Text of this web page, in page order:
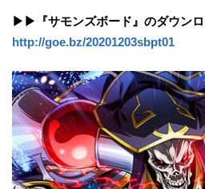
▶▶『サモンズボード』のダウ
http://goe.bz/20201203sbpt01